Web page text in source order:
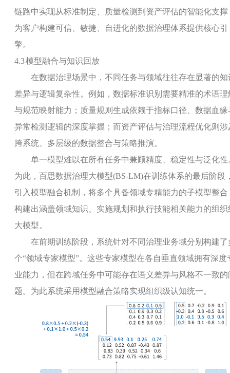
链路中实现从标准制定、质量检测到资产评估的智能化支撑
为客户构建可信、敏捷、自进化的数据治理体系提供核心引
擎。
4.3模型融合与知识回放
在数据治理场景中，不同任务与领域往往存在显著的知
差异与逻辑复杂性。例如，数据标准识别需要精准的术语理
与规范映射能力；质量规则生成依赖于指标口径、数据血缘
异常检测逻辑的深度掌握；而资产评估与治理流程优化则涉
跨系统、多层级的数据整合与策略推演。
单一模型难以在所有任务中兼顾精度、稳定性与泛化性
为此，百思数据治理大模型(BS-LM)在训练体系的最后阶段
引入模型融合机制，将多个具备领域专精能力的子模型整合
构建出涵盖领域知识、实施规划和执行技能相关能力的组织
大模型。
在前期训练阶段，系统针对不同治理业务域分别构建了
个“领域专家模型”。这些专家模型在各自垂直领域拥有深度
业能力，但在跨域任务中可能存在语义差异与风格不一致的
题。为此系统采用模型融合策略实现组织级认知统一。